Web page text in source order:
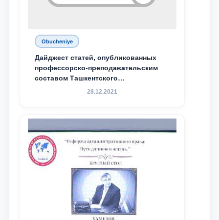
Obucheniye
Дайджест статей, опубликованных
профессорско-преподавательским
составом Ташкентского
государственного юридического
доведения до международного
сообщества результатов реформ и
исследований в сфере
противодействия коррупции
28.12.2021